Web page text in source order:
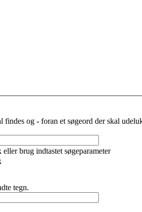
findes og - foran et søgeord der skal
brug indtastet søgeparameter
tegn.